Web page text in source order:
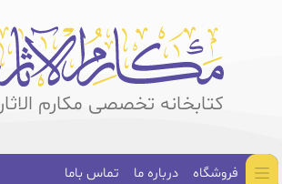
کتابخانه تخصصی مکارم الاثار
فروشگاه درباره ما تماس باما